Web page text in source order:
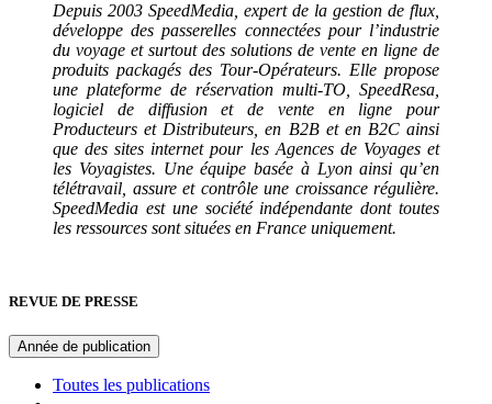
Depuis 2003 SpeedMedia, expert de la gestion de flux,
développe des passerelles connectées pour l’industrie
du voyage et surtout des solutions de vente en ligne de
produits packagés des Tour-Opérateurs. Elle propose
une plateforme de réservation multi-TO, SpeedResa,
logiciel de diffusion et de vente en ligne pour
Producteurs et Distributeurs, en B2B et en B2C ainsi
que des sites internet pour les Agences de Voyages et
les Voyagistes. Une équipe basée à Lyon ainsi qu’en
télétravail, assure et contrôle une croissance régulière.
SpeedMedia est une société indépendante dont toutes
les ressources sont situées en France uniquement.
REVUE DE PRESSE
Année de publication
Toutes les publications